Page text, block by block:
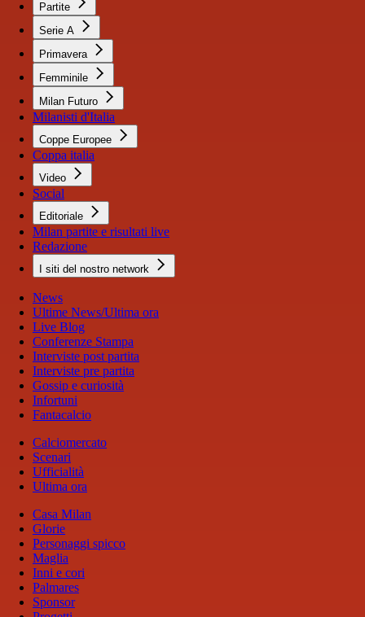
Partite
Serie A
Primavera
Femminile
Milan Futuro
Milanisti d'Italia
Coppe Europee
Coppa italia
Video
Social
Editoriale
Milan partite e risultati live
Redazione
I siti del nostro network
News
Ultime News/Ultima ora
Live Blog
Conferenze Stampa
Interviste post partita
Interviste pre partita
Gossip e curiosità
Infortuni
Fantacalcio
Calciomercato
Scenari
Ufficialità
Ultima ora
Casa Milan
Glorie
Personaggi spicco
Maglia
Inni e cori
Palmares
Sponsor